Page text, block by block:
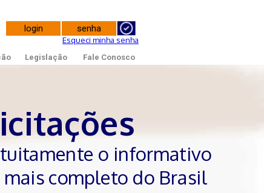
Esqueci minha senha
Legislação Fale Conosco
o informativo
completo do Brasil